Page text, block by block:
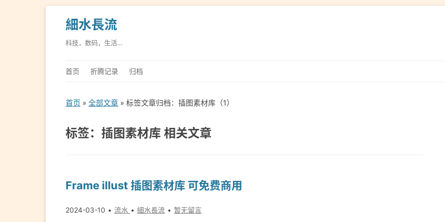
細水長流
科技，数码，生活…
首页 折腾记录 归档
首页 » 全部文章 » 标签文章归档：插图素材库（1）
标签：插图素材库 相关文章
Frame illust 插图素材库 可免费商用
2024-03-10 流水 細水長流 暂无留言